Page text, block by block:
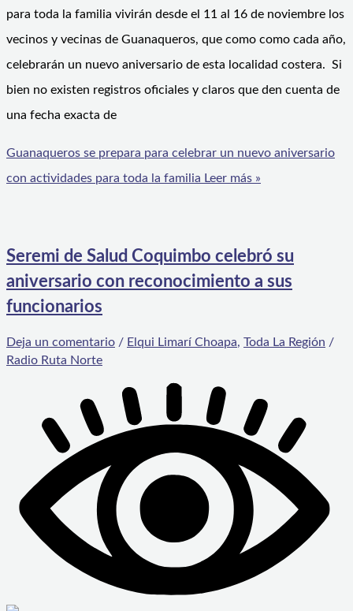
para toda la familia vivirán desde el 11 al 16 de noviembre los
vecinos y vecinas de Guanaqueros, que como como cada año,
celebrarán un nuevo aniversario de esta localidad costera. Si
bien no existen registros oficiales y claros que den cuenta de
una fecha exacta de
Guanaqueros se prepara para celebrar un nuevo aniversario
con actividades para toda la familia Leer más »
Seremi de Salud Coquimbo celebró su
aniversario con reconocimiento a sus
funcionarios
Deja un comentario / Elqui Limarí Choapa, Toda La Región /
Radio Ruta Norte